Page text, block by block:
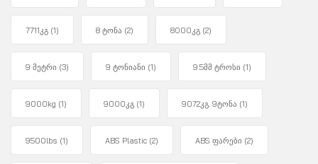
7711კგ (1) 8 ტონა (2) 8000კგ (2)
9 მეტრი (3) 9 ტონიანი (1) 9.5მმ ტროსი (1)
9000kg (1) 9000კგ (1) 9072კგ. 9ტონა (1)
9500lbs (1) ABS Plastic (2) ABS ფარები (2)